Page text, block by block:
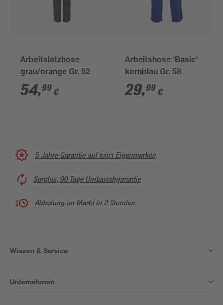
Arbeitslatzhose
grau/orange Gr. 52
54,99 €
Arbeitshose 'Basic'
kornblau Gr. 58
29,99 €
5 Jahre Garantie auf toom Eigenmarken
Sorglos, 90 Tage Umtauschgarantie
Abholung im Markt in 2 Stunden
Wissen & Service
Unternehmen